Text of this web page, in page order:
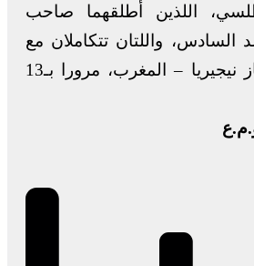
اللذين أطلقهما صاحب
السادس، واللتان تتكاملان مع
مشروع أنبوب الغاز نيجيريا – المغرب، مرورا بـ13